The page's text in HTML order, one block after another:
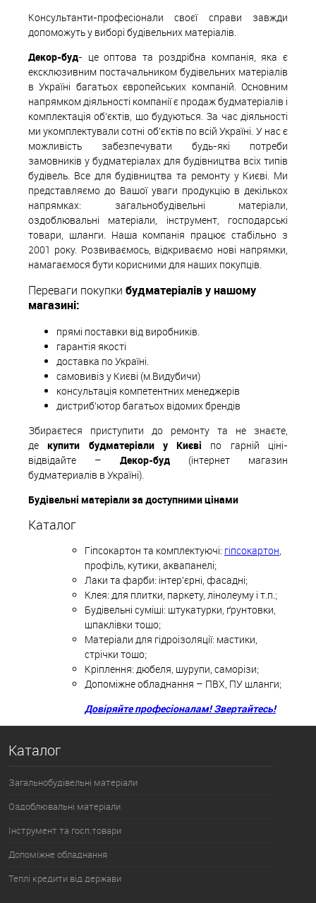
Консультанти-професіонали своєї справи завжди
допоможуть у виборі будівельних матеріалів.
Декор-буд- це оптова та роздрібна компанія, яка є
ексклюзивним постачальником будівельних матеріалів
в Україні багатьох європейських компаній. Основним
напрямком діяльності компанії є продаж будматеріалів і
комплектація об'єктів, що будуються. За час діяльності
ми укомплектували сотні об'єктів по всій Україні. У нас є
можливість забезпечувати будь-які потреби
замовників у будматеріалах для будівництва всіх типів
будівель. Все для будівництва та ремонту у Києві. Ми
представляємо до Вашої уваги продукцію в декількох
напрямках: загальнобудівельні матеріали,
оздоблювальні матеріали, інструмент, господарські
товари, шланги. Наша компанія працює стабільно з
2001 року. Розвиваємось, відкриваємо нові напрямки,
намагаємося бути корисними для наших покупців.
Переваги покупки будматеріалів у нашому
магазині:
прямі поставки від виробників.
гарантія якості
доставка по Україні.
самовивіз у Києві (м.Видубичи)
консультація компетентних менеджерів
дистриб'ютор багатьох відомих брендів
Збираєтеся приступити до ремонту та не знаєте,
де
купити будматеріали у Києві по гарній ціні-
відвідайте – Декор-буд (інтернет магазин
будматериалів в Україні).
Будівельні матеріали за доступними цінами
Каталог
Гіпсокартон та комплектуючі: гіпсокартон
профіль, кутики, аквапанелі;
Лаки та фарби: інтер'єрні, фасадні;
Клея: для плитки, паркету, лінолеуму і т.п.;
Будівельні суміші: штукатурки, ґрунтовки,
шпаклівки тощо;
Матеріали для гідроізоляції: мастики,
стрічки тощо;
Кріплення: дюбеля, шурупи, саморізи;
Допоміжне обладнання – ПВХ, ПУ шланги;
Довіряйте професіоналам! Звертайтесь!
Каталог
Загальнобудівельні матеріали
Оздоблювальні матеріали
Інструмент та госп.товари
Допоміжне обладнання
Теплі кредити від держави